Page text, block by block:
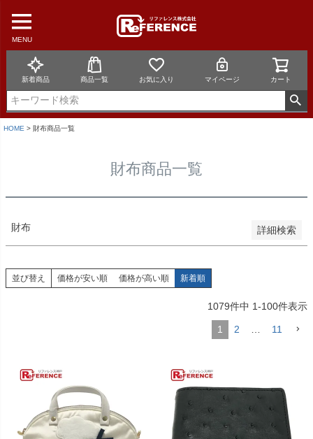
MENU
新着商品 商品一覧 お気に入り マイページ カート
HOME 財布商品一覧
財布商品一覧
財布 詳細検索
在庫なし商品を表示しない
並び順
新着順
登録順
価格が安い順
価格が高い順
キーワードヒット順
検索
並び替え 価格が安い順 価格が高い順 新着順
1079件中 1-100件表示
1 2 … 11